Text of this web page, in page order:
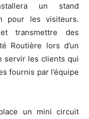
un stand
pour les visiteurs.
transmettre des
Routière lors d’un
servir les clients qui
fournis par l’équipe
un mini circuit